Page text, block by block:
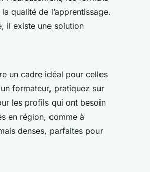
qualité de l’apprentissage.
il existe une solution
un cadre idéal pour celles
formateur, pratiquez sur
les profils qui ont besoin
en région, comme à
denses, parfaites pour